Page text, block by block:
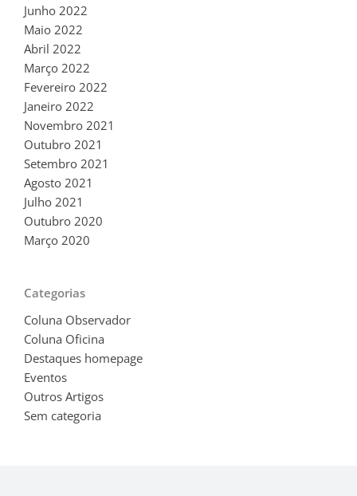
Junho 2022
Maio 2022
Abril 2022
Março 2022
Fevereiro 2022
Janeiro 2022
Novembro 2021
Outubro 2021
Setembro 2021
Agosto 2021
Julho 2021
Outubro 2020
Março 2020
Categorias
Coluna Observador
Coluna Oficina
Destaques homepage
Eventos
Outros Artigos
Sem categoria